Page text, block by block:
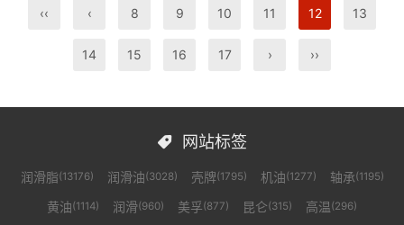
‹‹ ‹ 8 9 10 11 12 13
14 15 16 17 › ››
 网站标签
润滑脂(13176) 润滑油(3028) 壳牌(1795) 机油(1277) 轴承(1195)
黄油(1114) 润滑(960) 美孚(877) 昆仑(315) 高温(296)